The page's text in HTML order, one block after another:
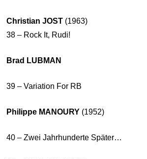
Christian JOST (1963)
38 – Rock It, Rudi!
Brad LUBMAN
39 – Variation For RB
Philippe MANOURY (1952)
40 – Zwei Jahrhunderte Später…